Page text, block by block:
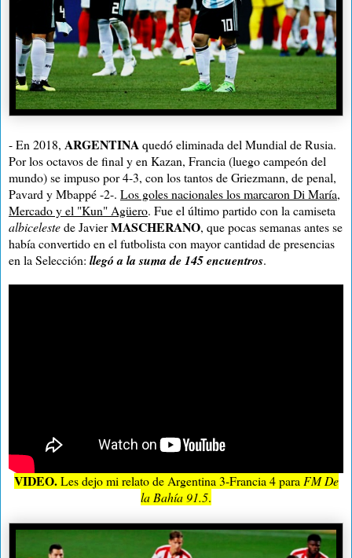
- En 2018, ARGENTINAquedó eliminada del Mundial de Rusia.
Por los octavos de final y en Kazan, Francia (luego campeón del
mundo) se impuso por 4-3, con los tantos de Griezmann, de penal,
Pavard y Mbappé -2-. Los goles nacionales los marcaron Di María,
Mercado y el "Kun" Agüero. Fue el último partido con la camiseta
albicelestede JavierMASCHERANO, que pocas semanas antes se
había convertido en el futbolista con mayor cantidad de presencias
en la Selección: llegó a la suma de 145 encuentros.
VIDEO.Les dejo mi relato de Argentina 3-Francia 4 para FM De
la Bahía 91.5.